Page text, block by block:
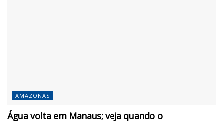
AMAZONAS
Água volta em Manaus; veja quando o